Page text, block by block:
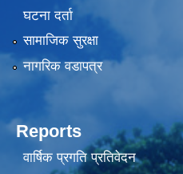
घटना दर्ता
सामाजिक सुरक्षा
नागरिक वडापत्र
Reports
वार्षिक प्रगति प्रतिवेदन